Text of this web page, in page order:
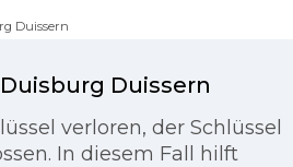
Duissern
Duissern
verloren, der Schlüssel
In diesem Fall hilft